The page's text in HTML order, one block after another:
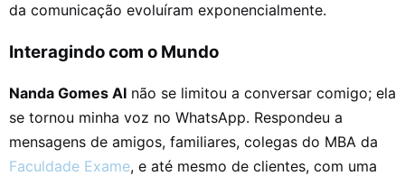
da comunicação evoluíram exponencialmente.
Interagindo com o Mundo
Nanda Gomes AI não se limitou a conversar comigo; ela
se tornou minha voz no WhatsApp. Respondeu a
mensagens de amigos, familiares, colegas do MBA da
Faculdade Exame, e até mesmo de clientes, com uma